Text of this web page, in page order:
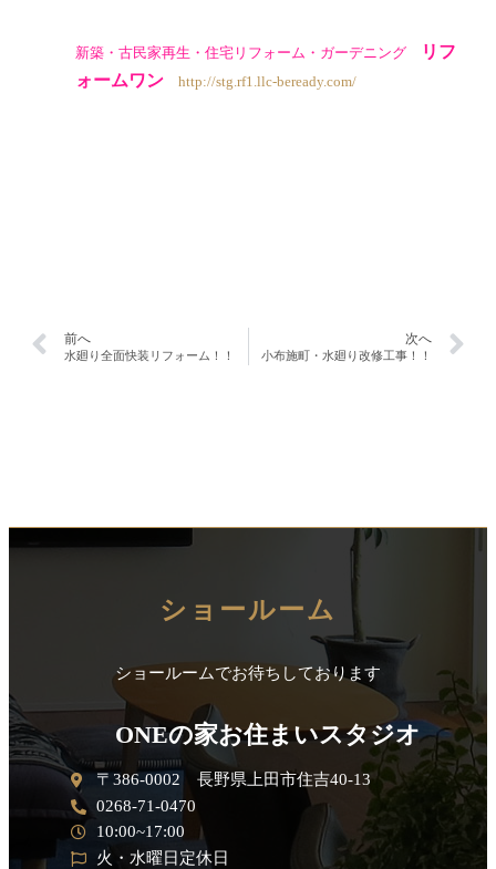
新築・古民家再生・住宅リフォーム・ガーデニング
リフ
ォームワン
http://stg.rf1.llc-beready.com/
前へ
水廻り全面快装リフォーム！！
次へ
小布施町・水廻り改修工事！！
ショールーム
ショールームでお待ちしております
ONEの家お住まいスタジオ
〒386-0002 長野県上田市住吉40-13
0268-71-0470
10:00~17:00
火・水曜日定休日